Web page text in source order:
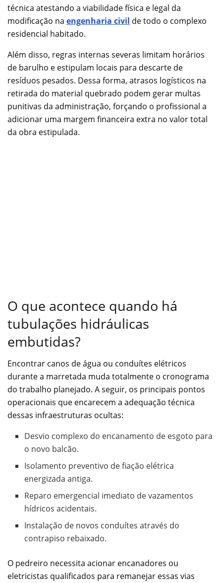
técnica atestando a viabilidade física e legal da
modificação na engenharia civil de todo o complexo
residencial habitado.
Além disso, regras internas severas limitam horários
de barulho e estipulam locais para descarte de
resíduos pesados. Dessa forma, atrasos logísticos na
retirada do material quebrado podem gerar multas
punitivas da administração, forçando o profissional a
adicionar uma margem financeira extra no valor total
da obra estipulada.
O que acontece quando há
tubulações hidráulicas
embutidas?
Encontrar canos de água ou conduítes elétricos
durante a marretada muda totalmente o cronograma
do trabalho planejado. A seguir, os principais pontos
operacionais que encarecem a adequação técnica
dessas infraestruturas ocultas:
Desvio complexo do encanamento de esgoto para
o novo balcão.
Isolamento preventivo de fiação elétrica
energizada antiga.
Reparo emergencial imediato de vazamentos
hídricos acidentais.
Instalação de novos conduítes através do
contrapiso rebaixado.
O pedreiro necessita acionar encanadores ou
eletricistas qualificados para remanejar essas vias